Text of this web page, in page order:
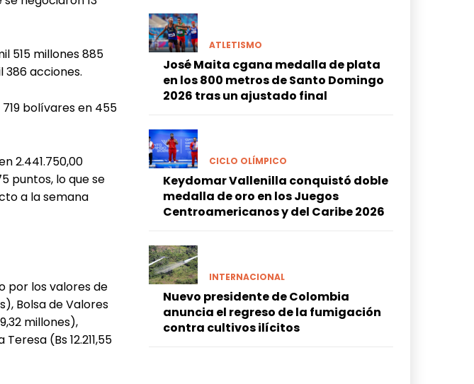
515 millones 885
386 acciones.
bolívares en 455
2.441.750,00
puntos, lo que se
a la semana
por los valores de
Bolsa de Valores
millones),
(Bs 12.211,55
ATLETISMO
José Maita cgana medalla de plata
en los 800 metros de Santo Domingo
2026 tras un ajustado final
CICLO OLÍMPICO
Keydomar Vallenilla conquistó doble
medalla de oro en los Juegos
Centroamericanos y del Caribe 2026
INTERNACIONAL
Nuevo presidente de Colombia
anuncia el regreso de la fumigación
contra cultivos ilícitos